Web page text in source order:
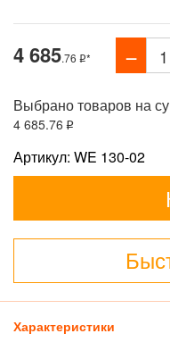
4 685.76 *
Выбрано товаров на
4 685.76
Артикул: WE 130-02
Характеристики